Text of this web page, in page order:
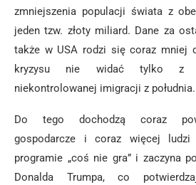
zmniejszenia populacji świata z
jeden tzw. złoty miliard. Dane za
także w USA rodzi się coraz mniej
kryzysu nie widać tylko z
niekontrolowanej imigracji z południa.
Do tego dochodzą coraz
gospodarcze i coraz więcej
programie „coś nie gra” i zaczyna
Donalda Trumpa, co